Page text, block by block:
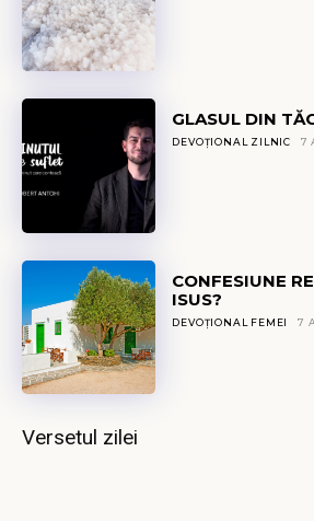
GLASUL DIN
DEVOȚIONAL ZILNIC 7
CONFESIUNE
ISUS?
DEVOȚIONAL FEMEI 7
Versetul zilei